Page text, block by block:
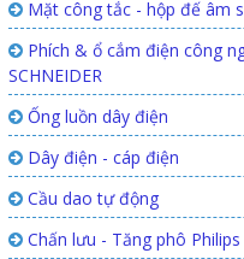
Mặt công tắc - hộp đế âm
Phích & ổ cắm điện công
SCHNEIDER
Ống luồn dây điện
Dây điện - cáp điện
Cầu dao tự động
Chấn lưu - Tăng phô Philips